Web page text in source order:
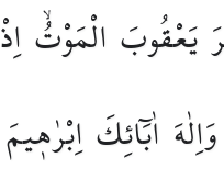
يَعْقُوبَ الْمَوْتُۙاِذْ
وَاِلٰهَ اٰبَٓائِكَاِبْرٰه۪يمَ